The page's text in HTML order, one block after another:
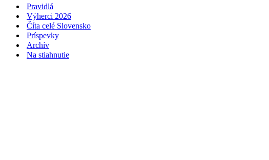
Pravidlá
Výherci 2026
Číta celé Slovensko
Príspevky
Archív
Na stiahnutie